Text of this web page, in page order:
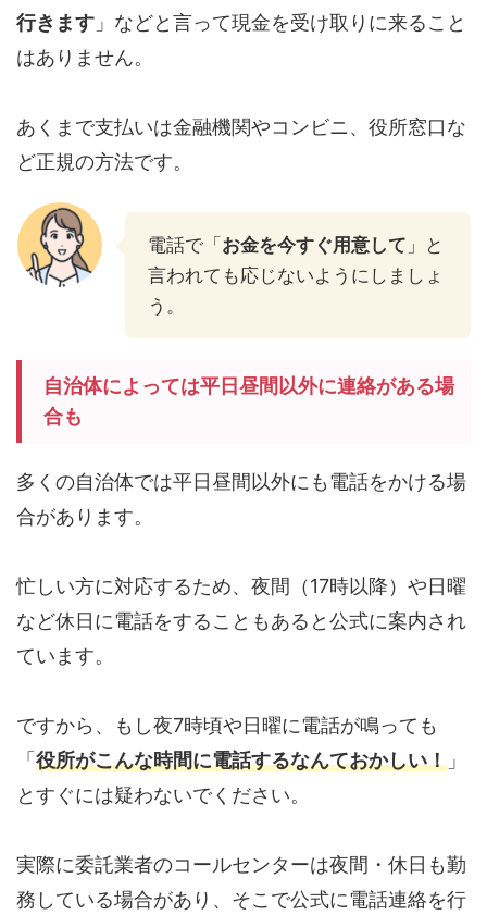
行きます 」などと言って現金を受け取りに来ること
はありません。
あくまで支払いは金融機関やコンビニ、役所窓口な
ど正規の方法です。
電話で「お金を今すぐ用意して 」と
言われても応じないようにしましょ
う。
自治体によっては平日昼間以外に連絡がある場
合も
多くの自治体では平日昼間以外にも電話をかける場
合があります。
忙しい方に対応するため、夜間（17時以降）や日曜
など休日に電話をすることもあると公式に案内され
ています。
ですから、もし夜7時頃や日曜に電話が鳴っても
「役所がこんな時間に電話するなんておかしい！ 」
とすぐには疑わないでください。
実際に委託業者のコールセンターは夜間・休日も勤
務している場合があり、そこで公式に電話連絡を行